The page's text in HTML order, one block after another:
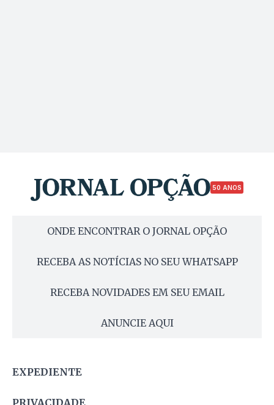
50 ANOS
ONDE ENCONTRAR O JORNAL OPÇÃO
RECEBA AS NOTÍCIAS NO SEU WHATSAPP
RECEBA NOVIDADES EM SEU EMAIL
ANUNCIE AQUI
EXPEDIENTE